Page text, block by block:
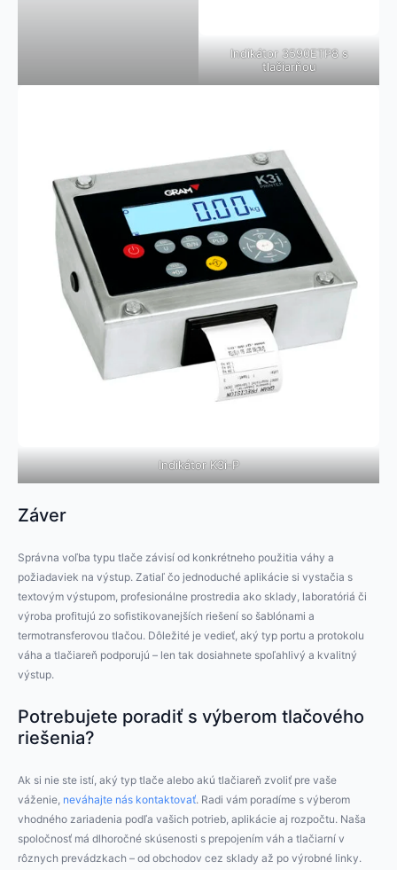
Indikátor 3590ETP8 s
tlačiarňou
Indikátor K3i-P
Záver
Správna voľba typu tlače závisí od konkrétneho použitia váhy a
požiadaviek na výstup. Zatiaľ čo jednoduché aplikácie si vystačia s
textovým výstupom, profesionálne prostredia ako sklady, laboratóriá či
výroba profitujú zo sofistikovanejších riešení so šablónami a
termotransferovou tlačou. Dôležité je vedieť, aký typ portu a protokolu
váha a tlačiareň podporujú – len tak dosiahnete spoľahlivý a kvalitný
výstup.
Potrebujete poradiť s výberom tlačového
riešenia?
Ak si nie ste istí, aký typ tlače alebo akú tlačiareň zvoliť pre vaše
váženie, neváhajte nás kontaktovať. Radi vám poradíme s výberom
vhodného zariadenia podľa vašich potrieb, aplikácie aj rozpočtu. Naša
spoločnosť má dlhoročné skúsenosti s prepojením váh a tlačiarní v
rôznych prevádzkach – od obchodov cez sklady až po výrobné linky.